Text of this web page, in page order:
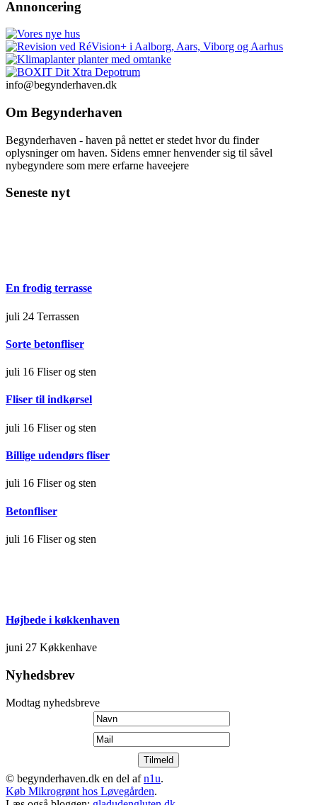
Annoncering
info@begynderhaven.dk
Om Begynderhaven
Begynderhaven - haven på nettet er stedet hvor du finder
oplysninger om haven. Sidens emner henvender sig til såvel
nybegyndere som mere erfarne haveejere
Seneste nyt
En frodig terrasse
juli 24 Terrassen
Sorte betonfliser
juli 16 Fliser og sten
Fliser til indkørsel
juli 16 Fliser og sten
Billige udendørs fliser
juli 16 Fliser og sten
Betonfliser
juli 16 Fliser og sten
Højbede i køkkenhaven
juni 27 Køkkenhave
Nyhedsbrev
Modtag nyhedsbreve
© begynderhaven.dk en del afn1u.
Køb Mikrogrønt hos Løvegården.